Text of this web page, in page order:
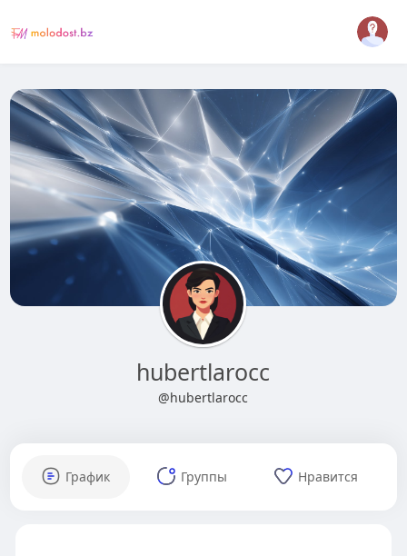
hubertlarocc
@hubertlarocc
График Группы Нравится